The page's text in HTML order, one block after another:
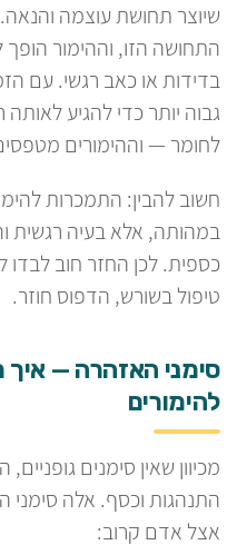
שיוצר תחושת עוצמה
התחושה הזו, וההימור
בדידות או כאב רגשי. עם
גבוה יותר כדי להגיע
לחומר — וההימורים
חשוב להבין: התמכרות
במהותה, אלא בעיה רגשית
כספית. לכן החזר חוב
טיפול בשורש, הדפוס חוזר.
סימני האזהרה —
להימורים
מכיוון שאין סימנים
התנהגות וכסף. אלה סימני
אצל אדם קרוב: